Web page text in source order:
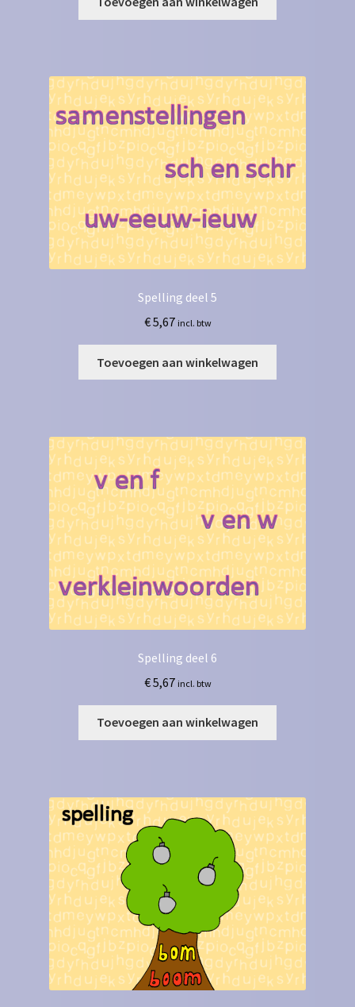
Spelling deel 5
€5,67 incl. btw
Toevoegen aan winkelwagen
Spelling deel 6
€5,67 incl. btw
Toevoegen aan winkelwagen